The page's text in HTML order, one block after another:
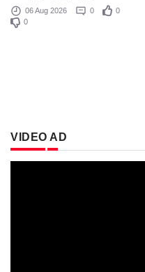
06 Aug 2026 0
0
0
VIDEO AD